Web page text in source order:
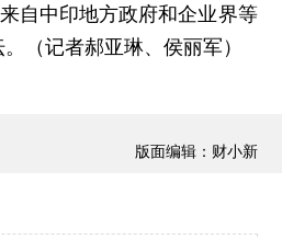
自中印地方政府和企业界等
（记者郝亚琳、侯丽军）
版面编辑：财小新